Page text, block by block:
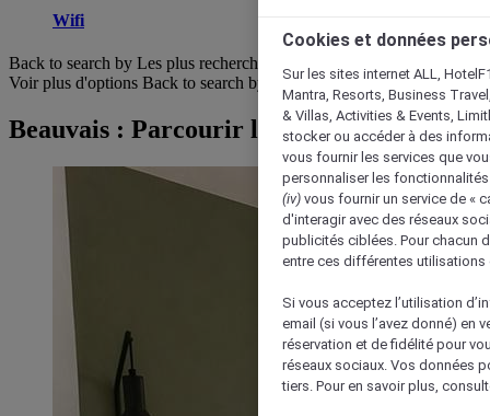
Wifi
Back to search by Les plus recherchés
Voir plus d'options Back to search by categories
Beauvais : Parcourir les hôtels
Cookies et données
Sur les sites internet ALL,
Mantra, Resorts, Business
& Villas, Activities & Events,
stocker ou accéder à des
vous fournir les services que
personnaliser les
(iv) vous fournir un service de «
d'interagir avec des réseaux
publicités ciblées. Pour chacun
entre ces différentes utilisations
Si vous acceptez l’utilisation
email (si vous l’avez donné) en
réservation et de fidélité pour
réseaux sociaux. Vos données
tiers. Pour en savoir plus,